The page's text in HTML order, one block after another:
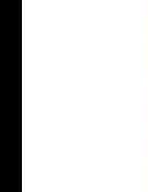
Jak złożyć
Reklamacje i